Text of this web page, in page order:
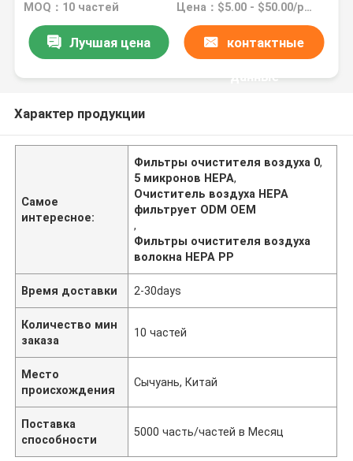
MOQ：10 частей Цена：$5.00 - $50.00/pieces
Лучшая цена контактные
данные
Характер продукции
Самое
интересное:
Фильтры очистителя воздуха 0,
5 микронов HEPA,
Очиститель воздуха HEPA
фильтрует ODM OEM
,
Фильтры очистителя воздуха
волокна HEPA PP
Время доставки 2-30days
Количество мин
заказа
10 частей
Место
происхождения
Сычуань, Китай
Поставка
способности
5000 часть/частей в Месяц